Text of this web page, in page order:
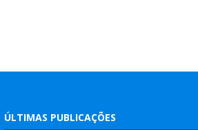
ÚLTIMAS PUBLICAÇÕES